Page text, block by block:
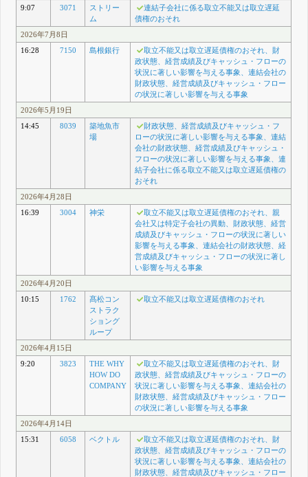
9:07
3071
ストリー
ム
連結子会社に係る取立不能又は取立遅延
債権のおそれ
2026年7月8日
16:28
7150 島根銀行
取立不能又は取立遅延債権のおそれ、財
政状態、経営成績及びキャッシュ・フローの
状況に著しい影響を与える事象、連結会社の
財政状態、経営成績及びキャッシュ・フロー
の状況に著しい影響を与える事象
2026年5月19日
14:45
8039
築地魚市
場
財政状態、経営成績及びキャッシュ・フ
ローの状況に著しい影響を与える事象、連結
会社の財政状態、経営成績及びキャッシュ・
フローの状況に著しい影響を与える事象、連
結子会社に係る取立不能又は取立遅延債権の
おそれ
2026年4月28日
16:39
3004 神栄
取立不能又は取立遅延債権のおそれ、親
会社又は特定子会社の異動、財政状態、経営
成績及びキャッシュ・フローの状況に著しい
影響を与える事象、連結会社の財政状態、経
営成績及びキャッシュ・フローの状況に著し
い影響を与える事象
2026年4月20日
10:15
1762
髙松コン
ストラク
ショング
ループ
取立不能又は取立遅延債権のおそれ
2026年4月15日
9:20
3823
THE WHY
HOW DO
COMPANY
取立不能又は取立遅延債権のおそれ、財
政状態、経営成績及びキャッシュ・フローの
状況に著しい影響を与える事象、連結会社の
財政状態、経営成績及びキャッシュ・フロー
の状況に著しい影響を与える事象
2026年4月14日
15:31
6058 ベクトル
取立不能又は取立遅延債権のおそれ、財
政状態、経営成績及びキャッシュ・フローの
状況に著しい影響を与える事象、連結会社の
財政状態、経営成績及びキャッシュ・フロー